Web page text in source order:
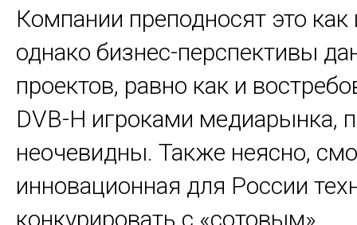
Компании преподносят это
однако бизнес-перспективы
проектов, равно как и
DVB-H игроками медиарынка,
неочевидны. Также неясно,
инновационная для России
конкурировать с «сотовым» ...